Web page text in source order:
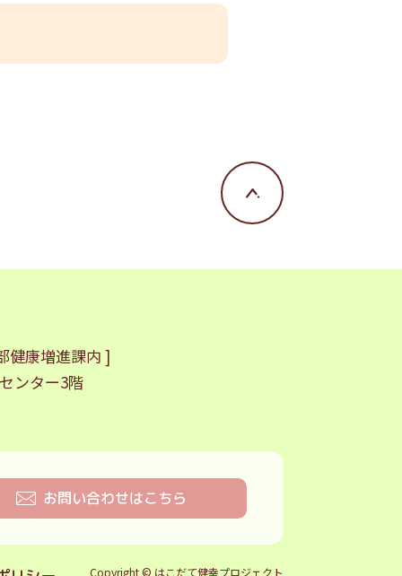
健康増進課内 ]
ンター3階
お問い合わせはこちら
Copyright © はこだて健幸プロジェクト